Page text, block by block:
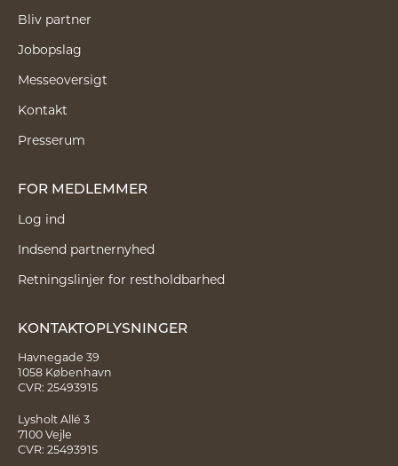
Bliv partner
Jobopslag
Messeoversigt
Kontakt
Presserum
FOR MEDLEMMER
Log ind
Indsend partnernyhed
Retningslinjer for restholdbarhed
KONTAKTOPLYSNINGER
Havnegade 39
1058 København
CVR: 25493915
Lysholt Allé 3
7100 Vejle
CVR: 25493915